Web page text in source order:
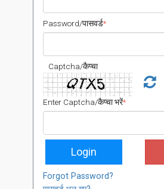
Password/पासवर्ड*
Captcha/कैप्चा
Enter Captcha/कैप्चा भरें*
Login
Forgot Password?